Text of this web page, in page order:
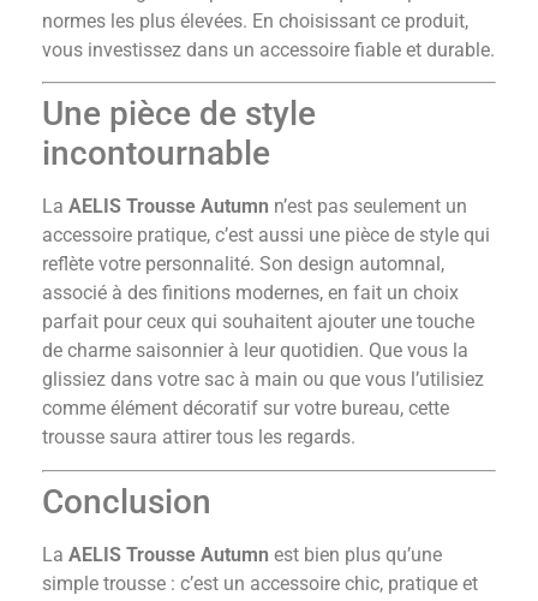
normes les plus élevées. En choisissant ce produit,
vous investissez dans un accessoire fiable et durable.
Une pièce de style
incontournable
La AELIS Trousse Autumn n’est pas seulement un
accessoire pratique, c’est aussi une pièce de style qui
reflète votre personnalité. Son design automnal,
associé à des finitions modernes, en fait un choix
parfait pour ceux qui souhaitent ajouter une touche
de charme saisonnier à leur quotidien. Que vous la
glissiez dans votre sac à main ou que vous l’utilisiez
comme élément décoratif sur votre bureau, cette
trousse saura attirer tous les regards.
Conclusion
La AELIS Trousse Autumn est bien plus qu’une
simple trousse : c’est un accessoire chic, pratique et